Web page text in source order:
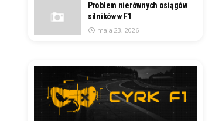
Problem nierównych osiągów
silników w F1
maja 23, 2026